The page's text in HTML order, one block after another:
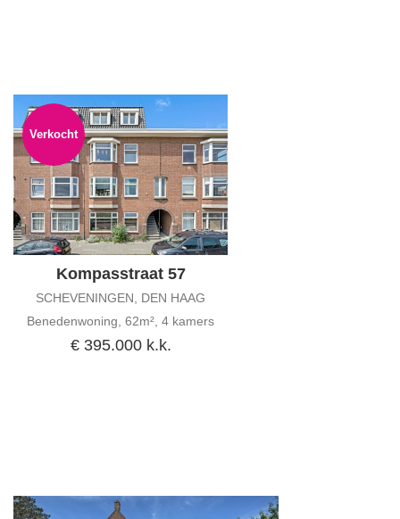
Verkocht
Kompasstraat 57
SCHEVENINGEN, DEN HAAG
Benedenwoning, 62m², 4 kamers
€ 395.000 k.k.